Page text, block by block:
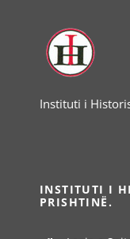
Instituti i
INSTITUTI I
PRISHTINË.